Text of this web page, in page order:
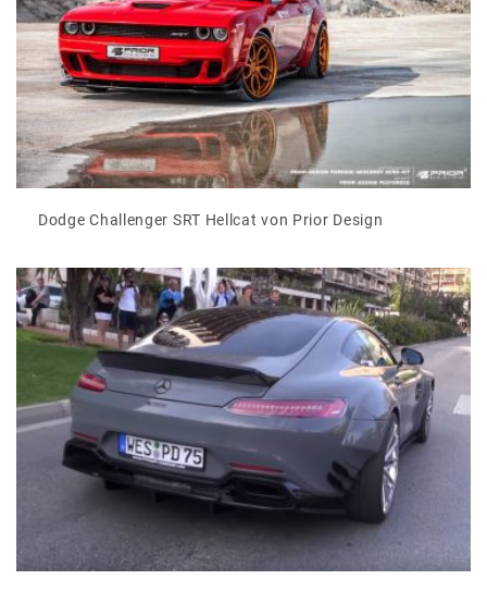
Dodge Challenger SRT Hellcat von Prior Design